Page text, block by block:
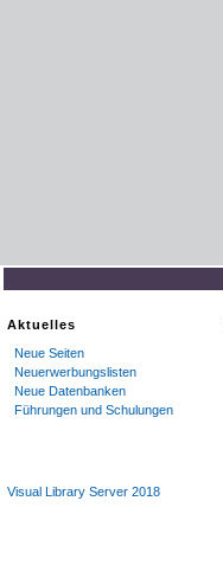
Aktuelles
Neue Seiten
Neuerwerbungslisten
Neue Datenbanken
Führungen und Schulungen
Visual Library Server 2018